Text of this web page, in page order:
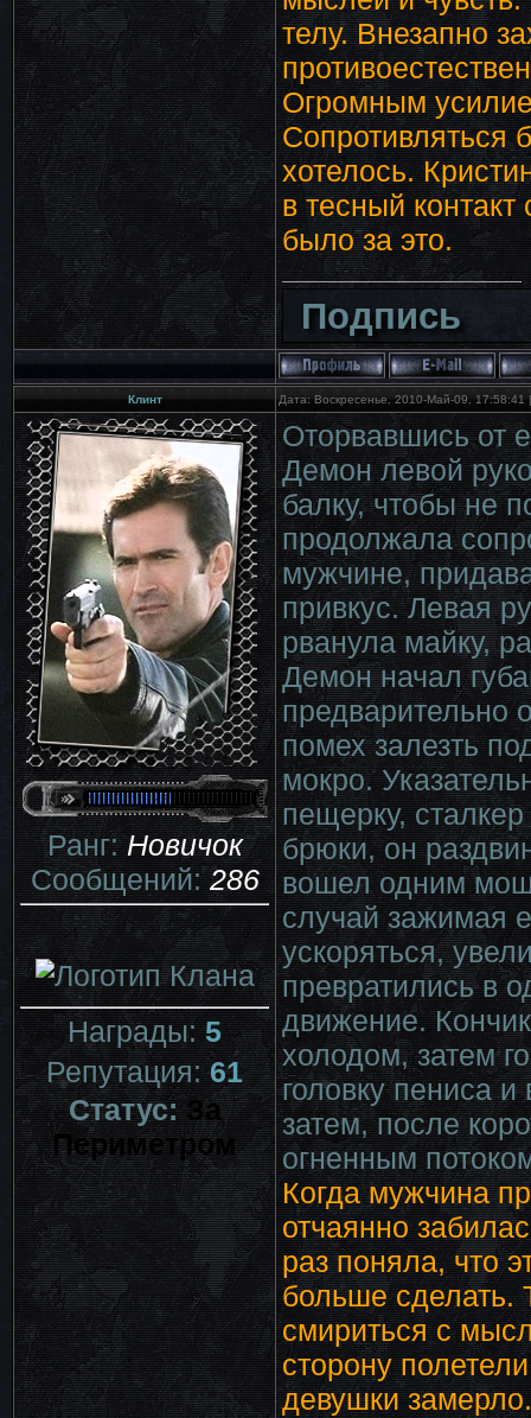
телу. Внезапно
Огромным
Сопротивляться
хотелось.
в тесный
было за это.
Подпись
Клинт Дата: Воскресенье, 2010-Май-09,
Ранг:Новичок
Сообщений:286
Награды:5
Репутация:61
Статус:За
Периметром
Оторвавшись от
Демон левой
балку, чтобы не
продолжала
мужчине,
привкус. Левая
рванула майку,
Демон начал
предварительно
помех залезть
мокро.
пещерку,
брюки, он
вошел одним
случай зажимая
ускоряться,
превратились в
движение.
холодом, затем
головку пениса
затем, после
огненным
Когда мужчина
отчаянно
раз поняла, что
больше сделать.
смириться с
сторону
девушки